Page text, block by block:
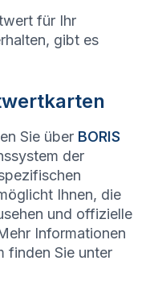
für Ihr
gibt es
Sie über BORIS
der
Ihnen, die
und offizielle
Informationen
finden Sie unter